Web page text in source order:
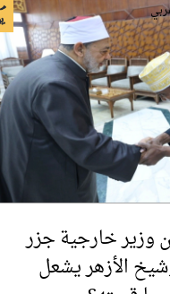
وزير خارجية جزر
الأزهر يشعل